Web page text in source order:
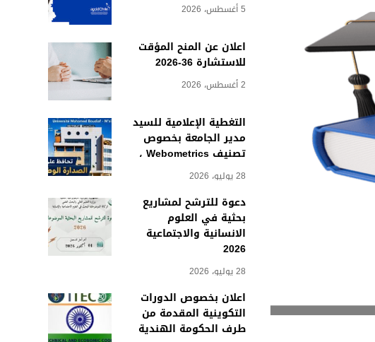
5 أغسطس، 2026
اعلان عن المنح المؤقت
للاستشارة 36-2026
2 أغسطس، 2026
التغطية الإعلامية للسيد
مدير الجامعة بخصوص
تصنيف Webometrics ،
28 يوليو، 2026
دعوة للترشح لمشاريع
بحثية في العلوم
الانسانية والاجتماعية
2026
28 يوليو، 2026
اعلان بخصوص الدورات
التكوينية المقدمة من
طرف الحكومة الهندية